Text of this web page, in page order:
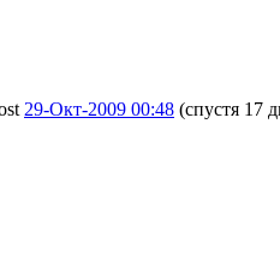
29-Окт-2009 00:48 (спустя 17